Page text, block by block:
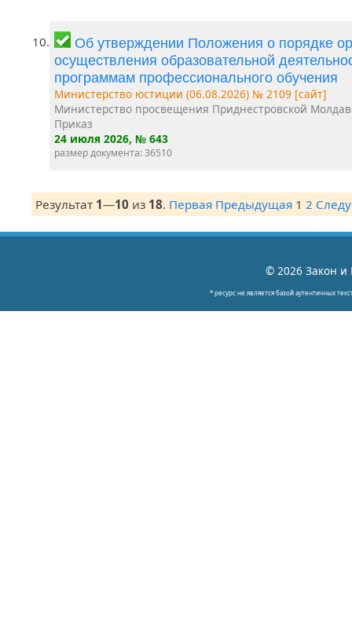
10.
Об утверждении Положения о порядке
осуществления образовательной
программам профессионального обучения
Министерство юстиции (06.08.2026) № 2109 [сайт]
Министерство просвещения Приднестровской
Приказ
24 июля 2026, № 643
размер документа: 36510
Результат 1—10 из 18. Первая Предыдущая 1 2
© 2026 Закон и
* ресурс не является базой аутентичных